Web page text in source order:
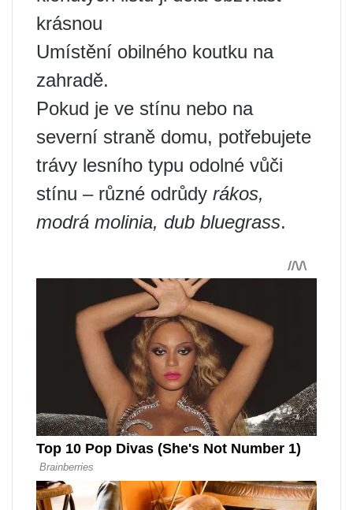
krásnou
Umístění obilného koutku na
zahradě.
Pokud je ve stínu nebo na
severní straně domu, potřebujete
trávy lesního typu odolné vůči
stínu – různé odrůdy rákos,
modrá molinia, dub bluegrass.